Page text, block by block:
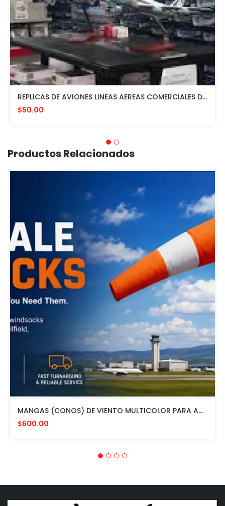
REPLICAS DE AVIONES LINEAS AEREAS COMERCIALES DESDE $50 EN ADELANTE
$50.00
Productos Relacionados
MANGAS (CONOS) DE VIENTO MULTICOLOR PARA AVIACION CON HERRAJE DE MONTAJE A POSTE FAA L807. MADE IN USA. 24" DIAMETRO
$600.00